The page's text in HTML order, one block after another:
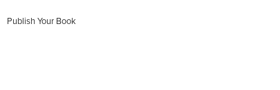
Publish Your Book